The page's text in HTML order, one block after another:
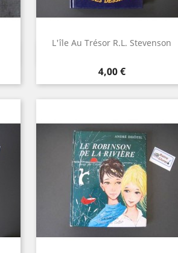
L'île Au Trésor R.L. Stevenson
Prix
4,00 €